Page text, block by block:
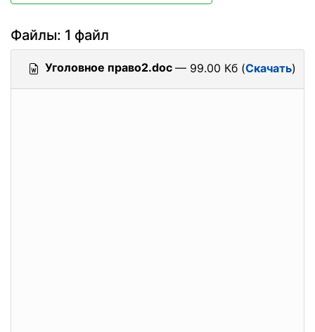
Файлы: 1 файл
Уголовное право2.doc — 99.00 Кб (Скачать)